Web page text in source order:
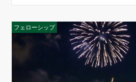
フェローシップ